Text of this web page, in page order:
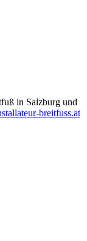
in Salzburg und
breitfuss.at